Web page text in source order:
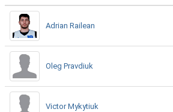
Adrian Railean
Oleg Pravdiuk
Victor Mykytiuk